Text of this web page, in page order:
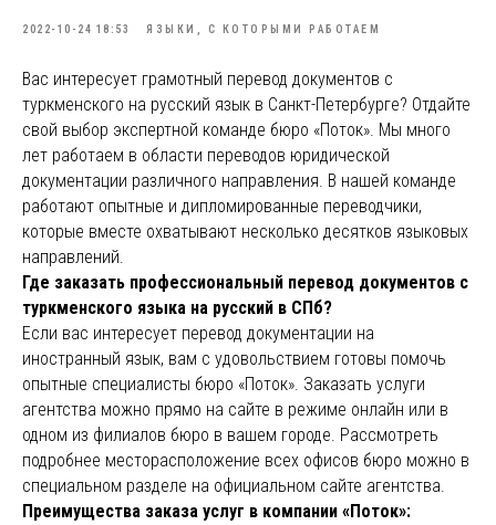
2022-10-24 18:53 ЯЗЫКИ, С КОТОРЫМИ РАБОТАЕМ
Вас интересует грамотный перевод документов с
туркменского на русский язык в Санкт-Петербурге? Отдайте
свой выбор экспертной команде бюро «Поток». Мы много
лет работаем в области переводов юридической
документации различного направления. В нашей команде
работают опытные и дипломированные переводчики,
которые вместе охватывают несколько десятков языковых
направлений.
Где заказать профессиональный перевод документов с
туркменского языка на русский в СПб?
Если вас интересует перевод документации на
иностранный язык, вам с удовольствием готовы помочь
опытные специалисты бюро «Поток». Заказать услуги
агентства можно прямо на сайте в режиме онлайн или в
одном из филиалов бюро в вашем городе. Рассмотреть
подробнее месторасположение всех офисов бюро можно в
специальном разделе на официальном сайте агентства.
Преимущества заказа услуг в компании «Поток»: